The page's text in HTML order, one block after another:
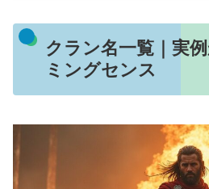
クラン名一覧｜実
ミングセンス